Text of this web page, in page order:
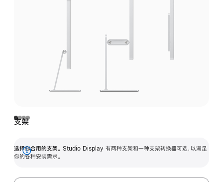
支架
选择你合用的支架。 Studio Display 有两种支架和一种支架转换器可选，以满足
你的各种安装需求。
展